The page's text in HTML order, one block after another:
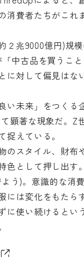
消費者たちがこ
２兆9000億円)規
中古品を買うこ
に対して偏見は
い未来」をつく
顕著な現象だ。
えている。
のスタイル、財
色として押し出
う)。意識的な消
には変化をもた
に使い続けると